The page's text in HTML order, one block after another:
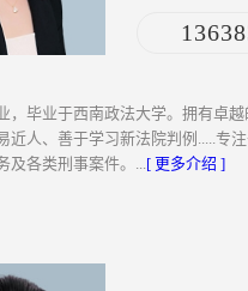
，毕业于西南政法大学。拥有卓
近人、善于学习新法院判例.....专
及各类刑事案件。...[ 更多介绍 ]